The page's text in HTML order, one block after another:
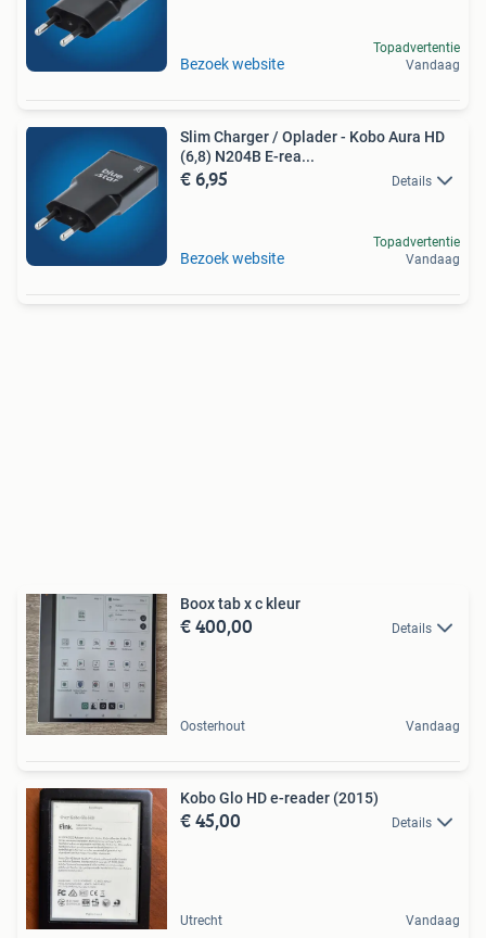
Bezoek website
Topadvertentie
Vandaag
Slim Charger / Oplader - Kobo Aura HD
(6,8) N204B E-rea...
€ 6,95 Details
Bezoek website
Topadvertentie
Vandaag
Boox tab x c kleur
€ 400,00 Details
Oosterhout Vandaag
Kobo Glo HD e-reader (2015)
€ 45,00 Details
Utrecht Vandaag